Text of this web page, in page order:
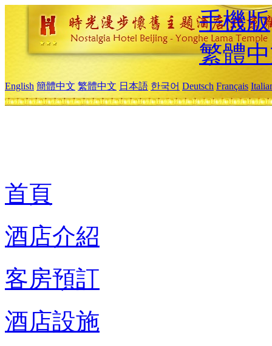
手機版
繁體
English 簡體中文 繁體中文 日本語 한국어 Deutsch Français
首頁
酒店介紹
客房預訂
酒店設施